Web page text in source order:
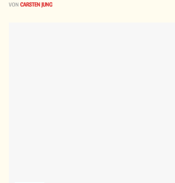
VON CARSTEN JUNG